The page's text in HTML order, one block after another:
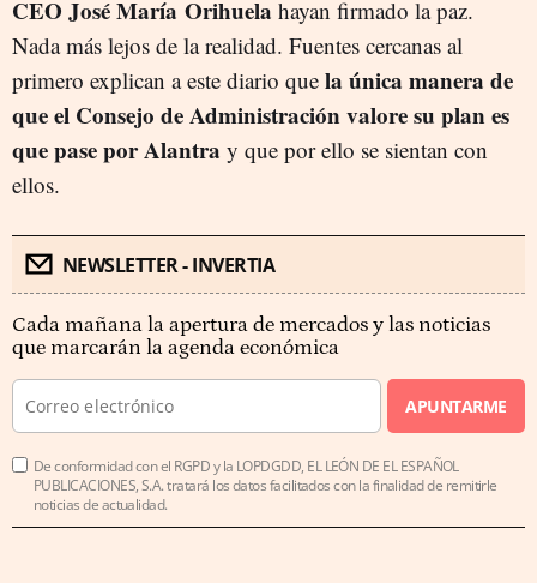
CEO José María Orihuela hayan firmado la paz.
Nada más lejos de la realidad. Fuentes cercanas al
primero explican a este diario que la única manera de
que el Consejo de Administración valore su plan es
que pase por Alantra y que por ello se sientan con
ellos.
NEWSLETTER - INVERTIA
Cada mañana la apertura de mercados y las noticias
que marcarán la agenda económica
APUNTARME
De conformidad con el RGPD y la LOPDGDD, EL LEÓN DE EL ESPAÑOL
PUBLICACIONES, S.A. tratará los datos facilitados con la finalidad de remitirle
noticias de actualidad.